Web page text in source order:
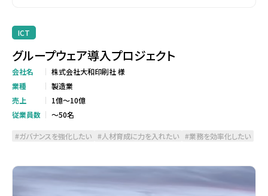
ICT
グループウェア導入プロジェクト
会社名
株式会社大和印刷社 様
業種
製造業
売上
1億～10億
従業員数
～50名
ガバナンスを強化したい 人材育成に力を入れたい 業務を効率化したい